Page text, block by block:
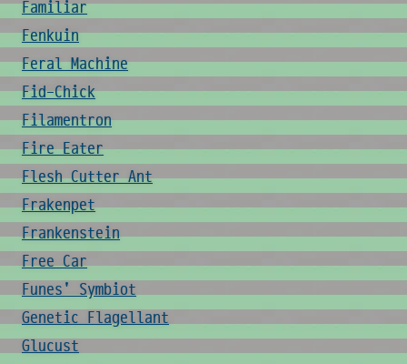
Familiar
Fenkuin
Feral Machine
Fid-Chick
Filamentron
Fire Eater
Flesh Cutter Ant
Frakenpet
Frankenstein
Free Car
Funes' Symbiot
Genetic Flagellant
Glucust